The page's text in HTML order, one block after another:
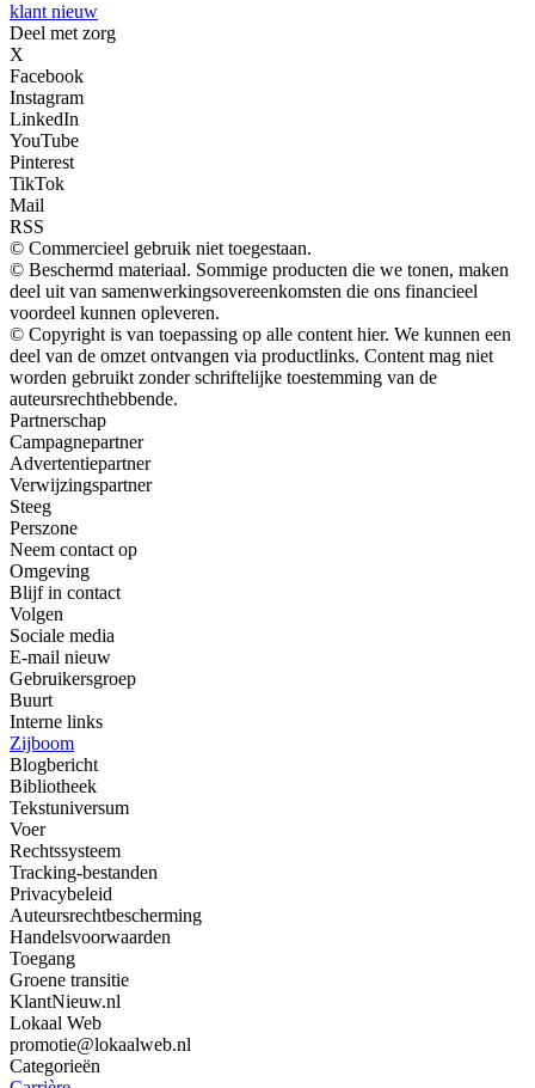
klant nieuw
Deel met zorg
X
Facebook
Instagram
LinkedIn
YouTube
Pinterest
TikTok
Mail
RSS
© Commercieel gebruik niet toegestaan.
© Beschermd materiaal. Sommige producten die we tonen, maken
deel uit van samenwerkingsovereenkomsten die ons financieel
voordeel kunnen opleveren.
© Copyright is van toepassing op alle content hier. We kunnen een
deel van de omzet ontvangen via productlinks. Content mag niet
worden gebruikt zonder schriftelijke toestemming van de
auteursrechthebbende.
Partnerschap
Campagnepartner
Advertentiepartner
Verwijzingspartner
Steeg
Perszone
Neem contact op
Omgeving
Blijf in contact
Volgen
Sociale media
E-mail nieuw
Gebruikersgroep
Buurt
Interne links
Zijboom
Blogbericht
Bibliotheek
Tekstuniversum
Voer
Rechtssysteem
Tracking-bestanden
Privacybeleid
Auteursrechtbescherming
Handelsvoorwaarden
Toegang
Groene transitie
KlantNieuw.nl
Lokaal Web
promotie@lokaalweb.nl
Categorieën